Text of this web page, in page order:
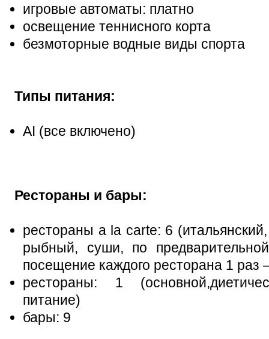
игровые автоматы: платно
освещение теннисного корта
безмоторные водные виды спорта
Типы питания:
AI (все включено)
Рестораны и бары:
рестораны a la carte: 6
рыбный, суши, по
посещение каждого ресторана 1 раз
рестораны: 1
питание)
бары: 9